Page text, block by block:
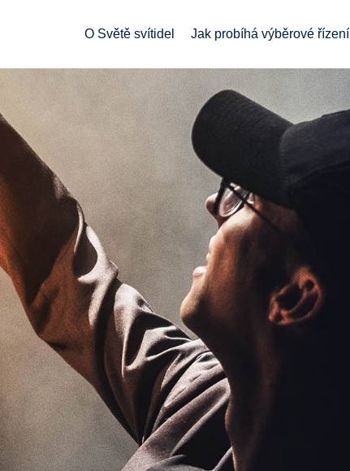
O Světě svítidel Jak probíhá výběrové řízení